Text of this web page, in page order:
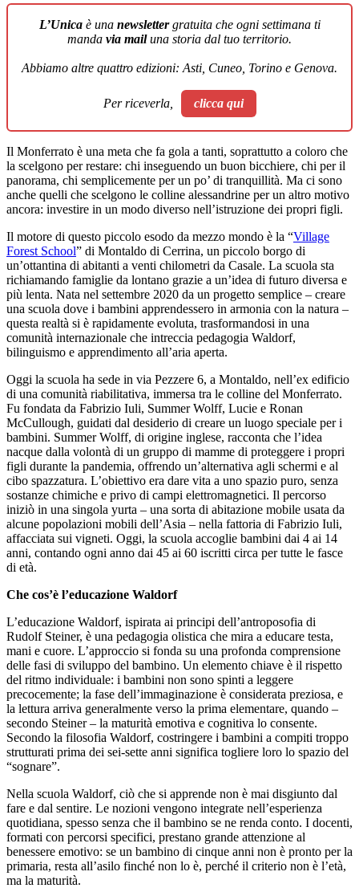
L’Unicaè una newslettergratuita che ogni settimana ti
manda via mailuna storia dal tuo territorio.
Abbiamo altre quattro edizioni: Asti, Cuneo, Torino e Genova.
Per riceverla, clicca qui
Il Monferrato è una meta che fa gola a tanti, soprattutto a coloro che
la scelgono per restare: chi inseguendo un buon bicchiere, chi per il
panorama, chi semplicemente per un po’ di tranquillità. Ma ci sono
anche quelli che scelgono le colline alessandrine per un altro motivo
ancora: investire in un modo diverso nell’istruzione dei propri figli.
Il motore di questo piccolo esodo da mezzo mondo è la “Village
Forest School” di Montaldo di Cerrina, un piccolo borgo di
un’ottantina di abitanti a venti chilometri da Casale. La scuola sta
richiamando famiglie da lontano grazie a un’idea di futuro diversa e
più lenta. Nata nel settembre 2020 da un progetto semplice – creare
una scuola dove i bambini apprendessero in armonia con la natura –
questa realtà si è rapidamente evoluta, trasformandosi in una
comunità internazionale che intreccia pedagogia Waldorf,
bilinguismo e apprendimento all’aria aperta.
Oggi la scuola ha sede in via Pezzere 6, a Montaldo, nell’ex edificio
di una comunità riabilitativa, immersa tra le colline del Monferrato.
Fu fondata da Fabrizio Iuli, Summer Wolff, Lucie e Ronan
McCullough, guidati dal desiderio di creare un luogo speciale per i
bambini. Summer Wolff, di origine inglese, racconta che l’idea
nacque dalla volontà di un gruppo di mamme di proteggere i propri
figli durante la pandemia, offrendo un’alternativa agli schermi e al
cibo spazzatura. L’obiettivo era dare vita a uno spazio puro, senza
sostanze chimiche e privo di campi elettromagnetici. Il percorso
iniziò in una singola yurta – una sorta di abitazione mobile usata da
alcune popolazioni mobili dell’Asia – nella fattoria di Fabrizio Iuli,
affacciata sui vigneti. Oggi, la scuola accoglie bambini dai 4 ai 14
anni, contando ogni anno dai 45 ai 60 iscritti circa per tutte le fasce
di età.
Che cos’è l’educazione Waldorf
L’educazione Waldorf, ispirata ai principi dell’antroposofia di
Rudolf Steiner, è una pedagogia olistica che mira a educare testa,
mani e cuore. L’approccio si fonda su una profonda comprensione
delle fasi di sviluppo del bambino. Un elemento chiave è il rispetto
del ritmo individuale: i bambini non sono spinti a leggere
precocemente; la fase dell’immaginazione è considerata preziosa, e
la lettura arriva generalmente verso la prima elementare, quando –
secondo Steiner – la maturità emotiva e cognitiva lo consente.
Secondo la filosofia Waldorf, costringere i bambini a compiti troppo
strutturati prima dei sei-sette anni significa togliere loro lo spazio del
“sognare”.
Nella scuola Waldorf, ciò che si apprende non è mai disgiunto dal
fare e dal sentire. Le nozioni vengono integrate nell’esperienza
quotidiana, spesso senza che il bambino se ne renda conto. I docenti,
formati con percorsi specifici, prestano grande attenzione al
benessere emotivo: se un bambino di cinque anni non è pronto per la
primaria, resta all’asilo finché non lo è, perché il criterio non è l’età,
ma la maturità.